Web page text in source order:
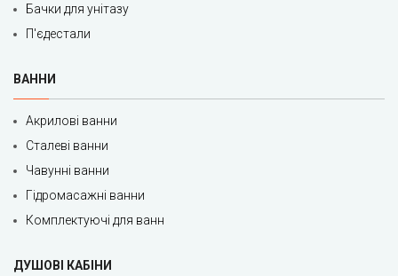
Бачки для унітазу
П'єдестали
ВАННИ
Акрилові ванни
Сталеві ванни
Чавунні ванни
Гідромасажні ванни
Комплектуючі для ванн
ДУШОВІ КАБІНИ